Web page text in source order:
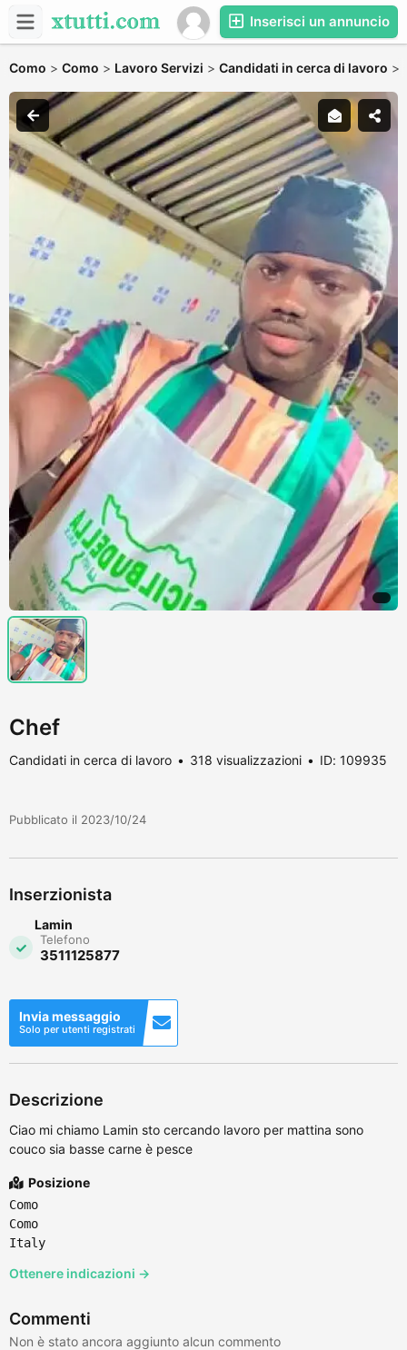
Inserisci un annuncio
Como > Como > Lavoro Servizi > Candidati in cerca di lavoro >
Chef
Candidati in cerca di lavoro 318 visualizzazioni ID: 109935
Pubblicato il 2023/10/24
Inserzionista
Lamin
Telefono
3511125877
Invia messaggio
Solo per utenti registrati
Descrizione
Ciao mi chiamo Lamin sto cercando lavoro per mattina sono
couco sia basse carne è pesce
Posizione
Como
Como
Italy
Ottenere indicazioni →
Commenti
Non è stato ancora aggiunto alcun commento